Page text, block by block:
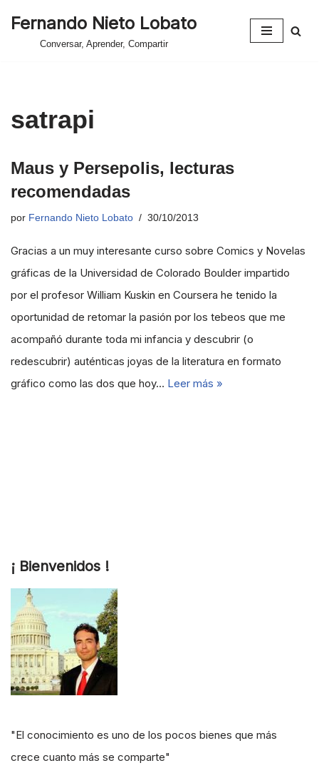
Fernando Nieto Lobato
Conversar, Aprender, Compartir
satrapi
Maus y Persepolis, lecturas
recomendadas
por Fernando Nieto Lobato 30/10/2013
Gracias a un muy interesante curso sobre Comics y Novelas
gráficas de la Universidad de Colorado Boulder impartido
por el profesor William Kuskin en Coursera he tenido la
oportunidad de retomar la pasión por los tebeos que me
acompañó durante toda mi infancia y descubrir (o
redescubrir) auténticas joyas de la literatura en formato
gráfico como las dos que hoy… Leer más »
¡ Bienvenidos !
"El conocimiento es uno de los pocos bienes que más
crece cuanto más se comparte"